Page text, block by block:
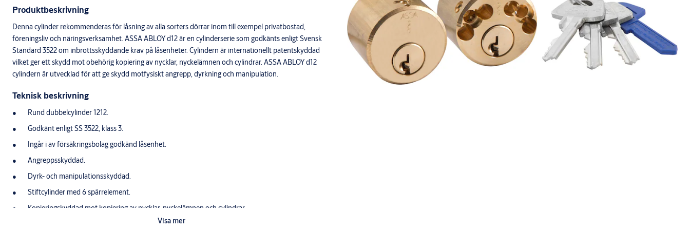
Produktbeskrivning
Denna cylinder rekommenderas för låsning av alla sorters dörrar inom till exempel privatbostad,
föreningsliv och näringsverksamhet. ASSA ABLOY d12 är en cylinderserie som godkänts enligt Svensk
Standard 3522 om inbrottsskyddande krav på låsenheter. Cylindern är internationellt patentskyddad
vilket ger ett skydd mot obehörig kopiering av nycklar, nyckelämnen och cylindrar. ASSA ABLOY d12
cylindern är utvecklad för att ge skydd motfysiskt angrepp, dyrkning och manipulation.
Teknisk beskrivning
Rund dubbelcylinder 1212.
Godkänt enligt SS 3522, klass 3.
Ingår i av försäkringsbolag godkänd låsenhet.
Angreppsskyddad.
Dyrk- och manipulationsskyddad.
Stiftcylinder med 6 spärrelement.
Kopieringskyddad mot kopiering av nycklar, nyckelämnen och cylindrar.
Visa mer